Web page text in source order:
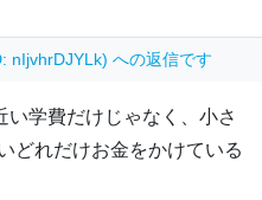
nIjvhrDJYLk) への返信です
学費だけじゃなく、小さ
どれだけお金をかけている